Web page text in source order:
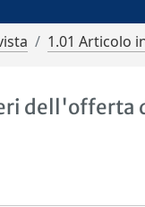
1.01 Articolo
dell'offerta